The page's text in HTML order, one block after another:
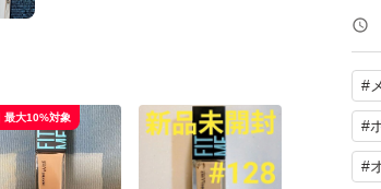
お
に
ク
ッ
#
#
#
最大10%対象